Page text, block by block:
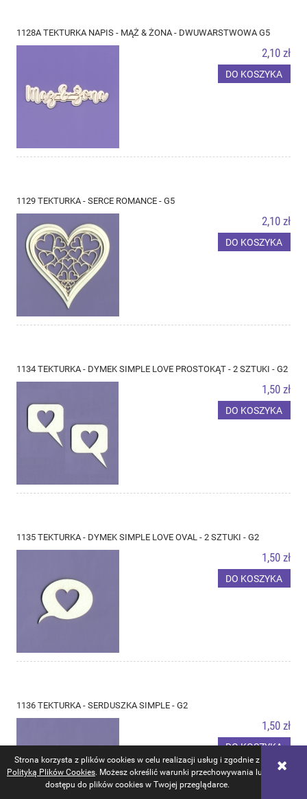
Strona korzysta z plików cookies w celu realizacji usług i zgodnie z
Polityką Plików Cookies. Możesz określić warunki przechowywania lub
dostępu do plików cookies w Twojej przeglądarce.
1128A TEKTURKA NAPIS - MĄŻ & ŻONA - DWUWARSTWOWA G5
2,10 zł
DO KOSZYKA
1129 TEKTURKA - SERCE ROMANCE - G5
2,10 zł
DO KOSZYKA
1134 TEKTURKA - DYMEK SIMPLE LOVE PROSTOKĄT - 2 SZTUKI - G2
1,50 zł
DO KOSZYKA
1135 TEKTURKA - DYMEK SIMPLE LOVE OVAL - 2 SZTUKI - G2
1,50 zł
DO KOSZYKA
1136 TEKTURKA - SERDUSZKA SIMPLE - G2
1,50 zł
DO KOSZYKA